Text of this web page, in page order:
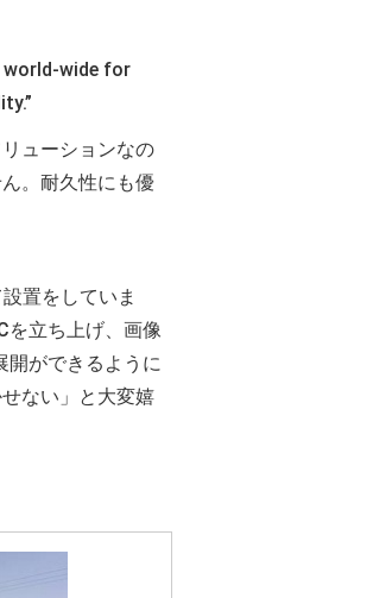
world-wide for
ューションなの
。耐久性にも優
置をしていま
を立ち上げ、画像
開ができるように
ない」と大変嬉